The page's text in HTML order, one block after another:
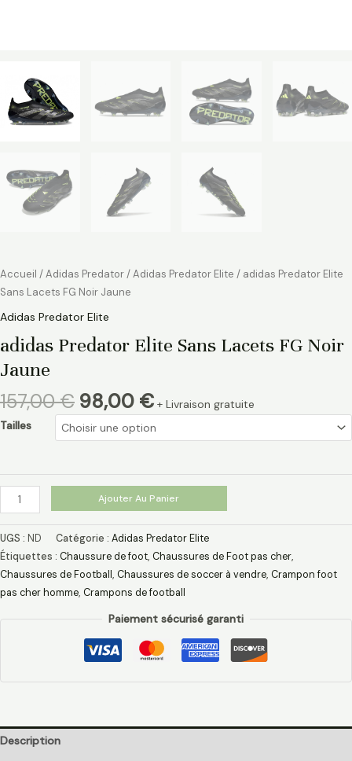
Accueil /Adidas Predator/Adidas Predator Elite / adidas Predator Elite
Sans Lacets FG Noir Jaune
Adidas Predator Elite
adidas Predator Elite Sans Lacets FG Noir
Jaune
157,00€ 98,00 € + Livraison gratuite
Tailles
Ajouter Au Panier
UGS : ND Catégorie : Adidas Predator Elite
Étiquettes : Chaussure de foot, Chaussures de Foot pas cher,
Chaussures de Football , Chaussures de soccer à vendre, Crampon foot
pas cher homme, Crampons de football
Paiement sécurisé garanti
Description